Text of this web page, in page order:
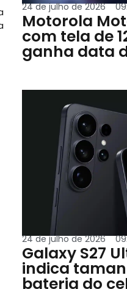
24 de julho de 2026
Motorola
com tela de
ganha data
24 de julho de 2026
Galaxy S27
indica
bateria do